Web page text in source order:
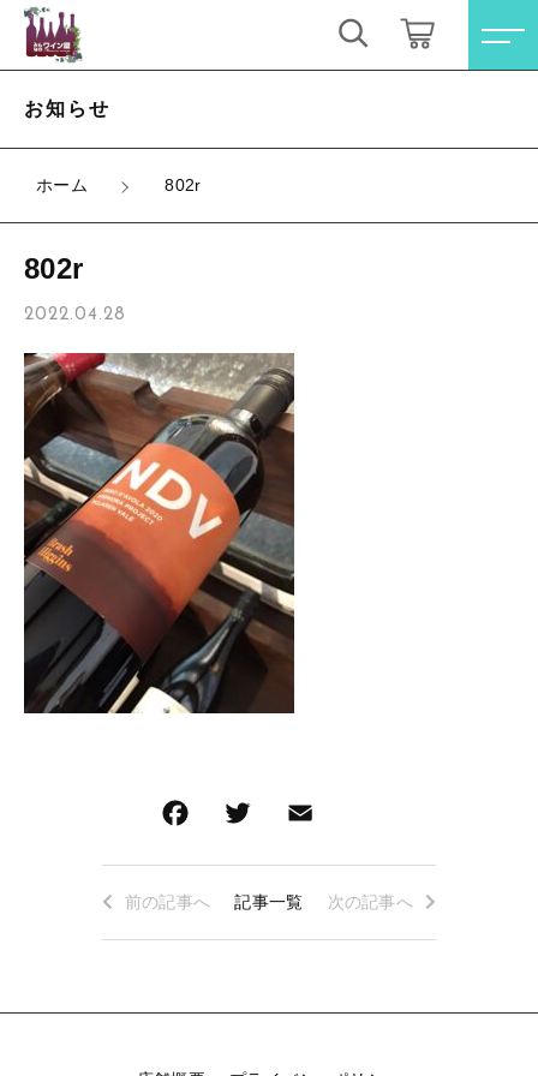
お知らせ
ホーム 802r
802r
2022.04.28
前の記事へ 記事一覧 次の記事へ
ログイン / 会員登録
お気に入り
すべての商品
オレンジワイン
お買い得ワインセット
その他（クール便等）
スパークリングワイン
ロゼワイン
白ワイン
赤ワイン
その他（クール便等）
スパークリングワイン
ロゼワイン
白ワイン
赤ワイン
キーワード検索
こだわり検索
親カテゴリ
子カテゴリ
価格帯
～
その他
在庫あり セール
並び順